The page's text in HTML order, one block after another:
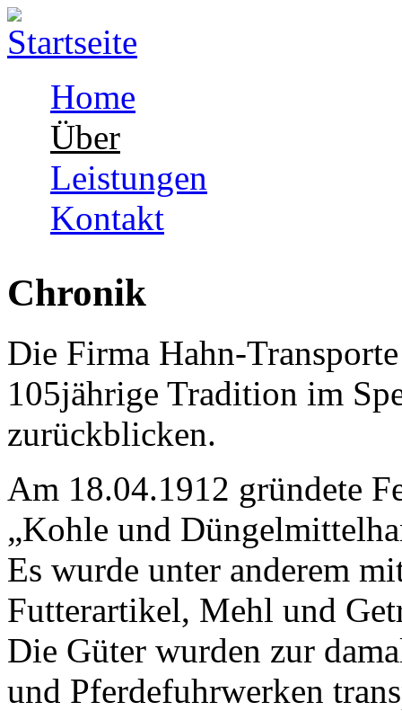
Skip to navigation
Direkt zum Inhalt
Home
Über
Leistungen
Kontakt
Chronik
Die Firma Hahn-
105jährige Tradition im
zurückblicken.
Am 18.04.1912 gründete
„Kohle und
Es wurde unter anderem
Futterartikel, Mehl und
Die Güter wurden zur
und Pferdefuhrwerken